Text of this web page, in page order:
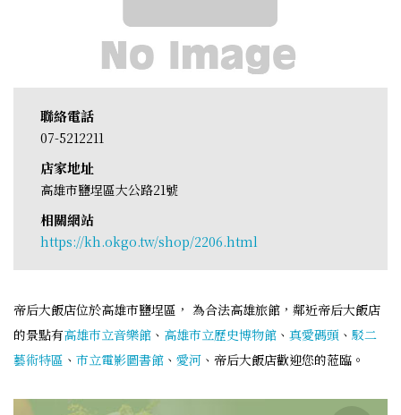
聯絡電話
07-5212211
店家地址
高雄市鹽埕區大公路21號
相關網站
https://kh.okgo.tw/shop/2206.html
帝后大飯店位於高雄市鹽埕區， 為合法高雄旅館，鄰近帝后大飯店
的景點有高雄巿立音樂館 、 高雄市立歷史博物館 、 真愛碼頭 、 駁二
藝術特區 、 市立電影圖書館 、 愛河 、帝后大飯店歡迎您的蒞臨。